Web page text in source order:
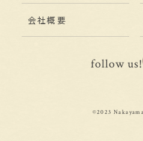
会社概要
follow us!
©2023